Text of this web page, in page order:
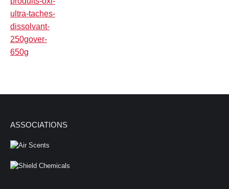
ASSOCIATIONS